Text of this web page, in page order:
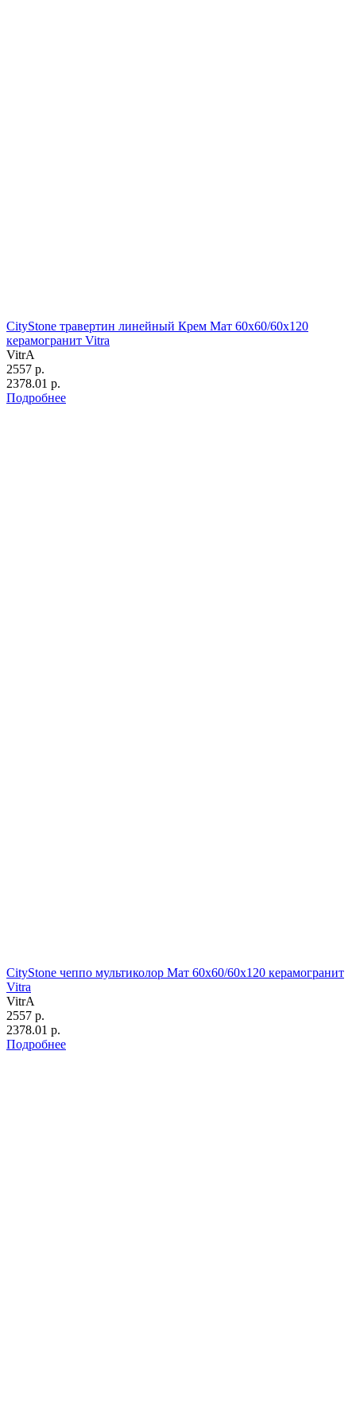
CityStone травертин линейный Крем Мат 60x60/60х120
керамогранит Vitra
VitrA
2557 р.
2378.01 р.
Подробнее
CityStone чеппо мультиколор Мат 60x60/60х120 керамогранит
Vitra
VitrA
2557 р.
2378.01 р.
Подробнее